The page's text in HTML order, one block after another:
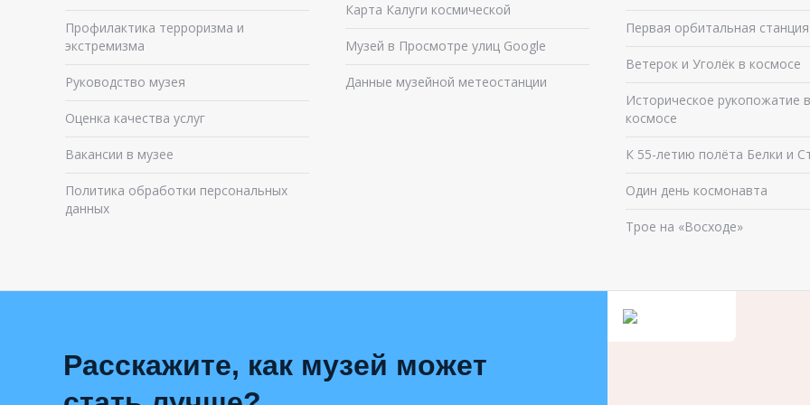
Профилактика терроризма и
экстремизма
Руководство музея
Оценка качества услуг
Вакансии в музее
Политика обработки персональных
данных
Карта Калуги космической
Музей в Просмотре улиц Google
Данные музейной метеостанции
Первая орбитальная станция
Ветерок и Уголёк в космосе
Историческое рукопожатие в
космосе
К 55-летию полёта Белки и
Один день космонавта
Трое на «Восходе»
Расскажите, как музей может